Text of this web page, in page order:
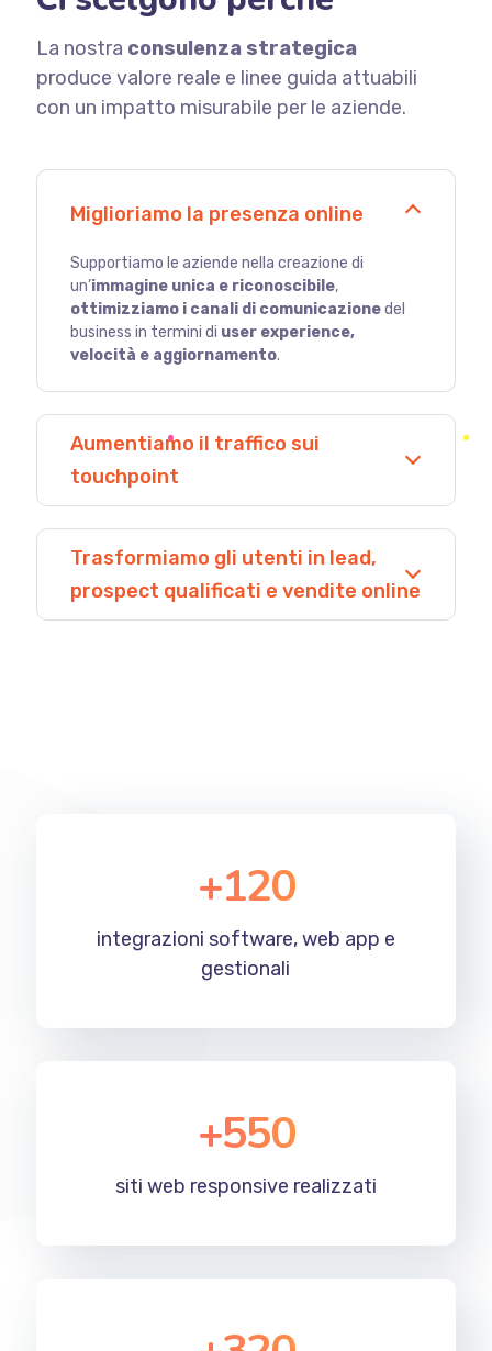
La nostra consulenza strategica
produce valore reale e linee guida attuabili
con un impatto misurabile per le aziende.
Miglioriamo la presenza online
Supportiamo le aziende nella creazione di
un’immagine unica e riconoscibile,
ottimizziamo i canali di comunicazionedel
business in termini di user experience,
velocità e aggiornamento.
Aumentiamo il traffico sui
touchpoint
Trasformiamo gli utenti in lead,
prospect qualificati e vendite online
+120
integrazioni software, web app e
gestionali
+550
siti web responsive realizzati